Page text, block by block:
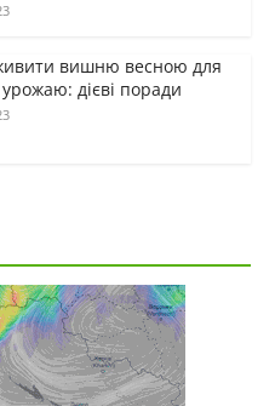
вишню весною для
дієві поради